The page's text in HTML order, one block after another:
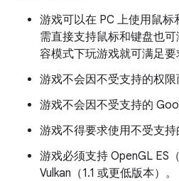
游戏可以在 PC 上使用鼠
需直接支持鼠标和键盘也
容模式下玩游戏就可满足要
游戏不会因不受支持的权限
游戏不会因不受支持的
游戏不得要求使用不受支持
游戏必须支持 OpenGL ES
Vulkan（1.1 或更低版本）。